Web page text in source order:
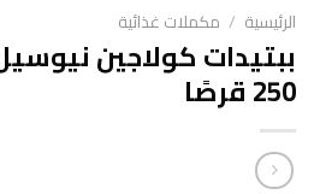
الرئيسية / مكملات غذائية
250 قرصًا